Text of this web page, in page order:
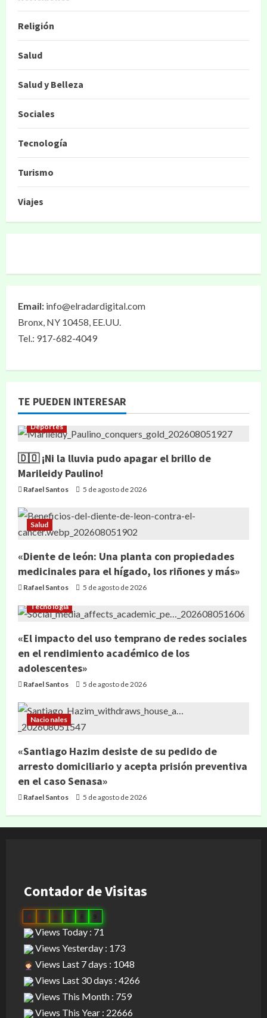
Religión
Salud
Salud y Belleza
Sociales
Tecnología
Turismo
Viajes
Email: info@elradardigital.com
Bronx, NY 10458, EE.UU.
Tel.: 917-682-4049
TE PUEDEN INTERESAR
Deportes
🇩🇴 ¡Ni la lluvia pudo apagar el brillo de
Marileidy Paulino!
Rafael Santos 5 de agosto de 2026
Salud
«Diente de león: Una planta con propiedades
medicinales para el hígado, los riñones y más»
Rafael Santos 5 de agosto de 2026
Tecnología
«El impacto del uso temprano de redes sociales
en el rendimiento académico de los
adolescentes»
Rafael Santos 5 de agosto de 2026
Nacionales
«Santiago Hazim desiste de su pedido de
arresto domiciliario y acepta prisión preventiva
en el caso Senasa»
Rafael Santos 5 de agosto de 2026
Contador de Visitas
0 3 0 7 9
Views Today : 71
Views Yesterday : 173
Views Last 7 days : 1048
Views Last 30 days : 4266
Views This Month : 759
Views This Year : 22666